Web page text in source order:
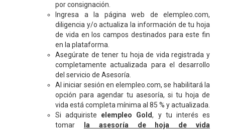
por consignación.
Ingresa a la página web de elempleo.com,
diligencia y/o actualiza la información de tu hoja
de vida en los campos destinados para este fin
en la plataforma.
Asegúrate de tener tu hoja de vida registrada y
completamente actualizada para el desarrollo
del servicio de Asesoría.
Al iniciar sesión en elempleo.com, se habilitará la
opción para agendar tu asesoría, si tu hoja de
vida está completa mínima al 85 % y actualizada.
Si adquiriste elempleo Gold, y tu interés es
tomar
la asesoría de hoja de vida